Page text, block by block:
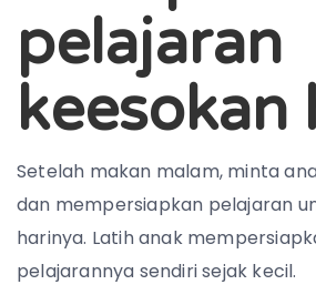
pelajaran
keesokan
Setelah makan malam, minta
dan mempersiapkan pelajaran
harinya. Latih anak
pelajarannya sendiri sejak kecil.